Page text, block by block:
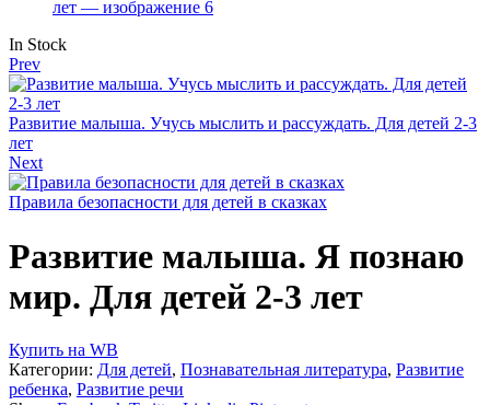
Availability:
In Stock
Prev
Развитие малыша. Учусь мыслить и рассуждать. Для детей 2-3
лет
Next
Правила безопасности для детей в сказках
Развитие малыша. Я познаю
мир. Для детей 2-3 лет
Купить на WB
Категории: Для детей, Познавательная литература, Развитие
ребенка, Развитие речи